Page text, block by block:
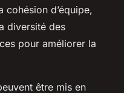
d’équipe,
diversité des
pour améliorer la
être mis en